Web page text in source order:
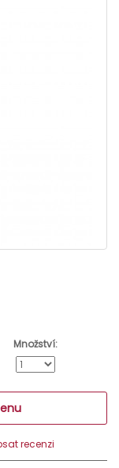
Množství:
recenzi